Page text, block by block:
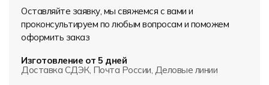
Оставляйте заявку, мы свяжемся с вами и
проконсультируем по любым вопросам и поможем
оформить заказ
Изготовление от 5 дней
Доставка СДЭК, Почта России, Деловые линии